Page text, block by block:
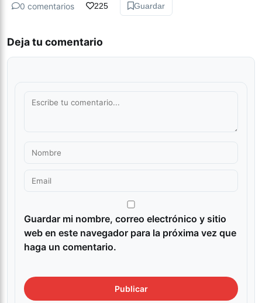
0 comentarios 225 Guardar
Deja tu comentario
Guardar mi nombre, correo electrónico y sitio
web en este navegador para la próxima vez que
haga un comentario.